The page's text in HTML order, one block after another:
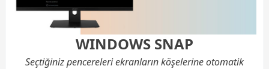
WINDOWS SNAP
Seçtiğiniz pencereleri ekranların köşelerine otomatik